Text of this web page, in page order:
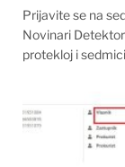
Prijavite se na
Novinari
protekloj i